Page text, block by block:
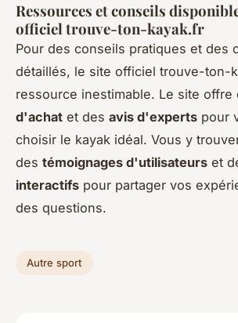
Ressources et conseils
officiel trouve-ton-kayak.fr
Pour des conseils pratiques et des
détaillés, le site officiel trouve-ton-
ressource inestimable. Le site offre
d'achat et des avis d'experts pour
choisir le kayak idéal. Vous y
des témoignages d'utilisateurs et
interactifs pour partager vos
des questions.
Autre sport